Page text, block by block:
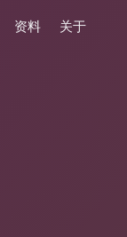
资料 关于